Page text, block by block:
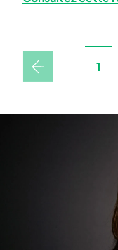
Précédent 1